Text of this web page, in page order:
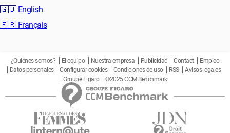
🇬🇧 English
🇫🇷 Français
¿Quiénes somos? El equipo Nuestra empresa Publicidad Contact
Empleo
Datos personales
Configurar cookies Condiciones de uso RSS
Avisos legales
Groupe Figaro
©2025 CCM Benchmark